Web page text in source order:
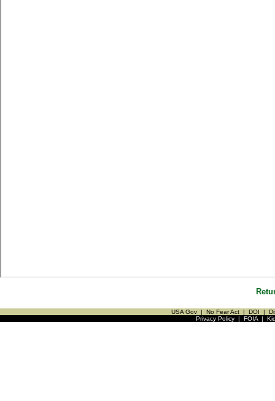
USA Gov | No Fear Act | DOI |
Privacy Policy| FOIA|